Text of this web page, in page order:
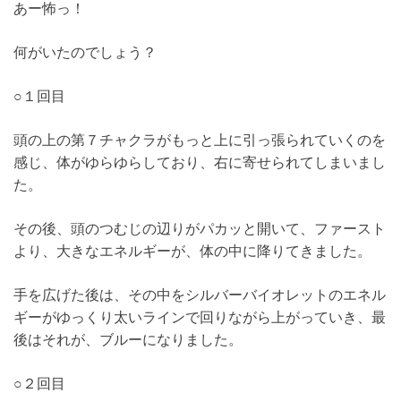
あー怖っ！
何がいたのでしょう？
○１回目
頭の上の第７チャクラがもっと上に引っ張られていくのを
感じ、体がゆらゆらしており、右に寄せられてしまいまし
た。
その後、頭のつむじの辺りがパカッと開いて、ファースト
より、大きなエネルギーが、体の中に降りてきました。
手を広げた後は、その中をシルバーバイオレットのエネル
ギーがゆっくり太いラインで回りながら上がっていき、最
後はそれが、ブルーになりました。
○２回目